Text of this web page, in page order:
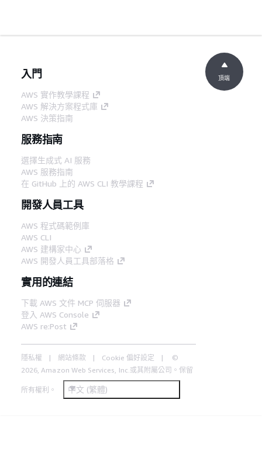
入門
AWS 實作教學課程
AWS 解決方案程式庫
AWS 決策指南
服務指南
選擇生成式 AI 服務
AWS 服務指南
在 GitHub 上的 AWS CLI 教學課程
開發人員工具
AWS 程式碼範例庫
AWS CLI
AWS 建構家中心
AWS 開發人員工具部落格
實用的連結
下載 AWS 文件 MCP 伺服器
登入 AWS Console
AWS re:Post
隱私權 網站條款 Cookie 偏好設定
©
2026, Amazon Web Services, Inc.或其附屬公司。保留
所有權利。 中文 (繁體)
頂端